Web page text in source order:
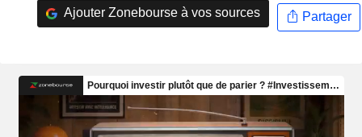
Ajouter Zonebourse à vos sources Partager